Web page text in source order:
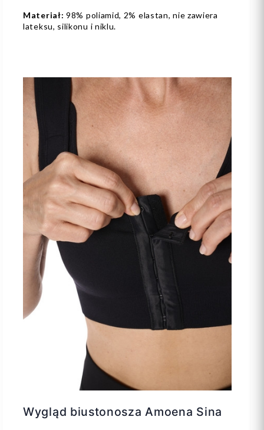
Materiał: 98% poliamid, 2% elastan, nie zawiera
lateksu, silikonu i niklu.
Wygląd biustonosza Amoena Sina